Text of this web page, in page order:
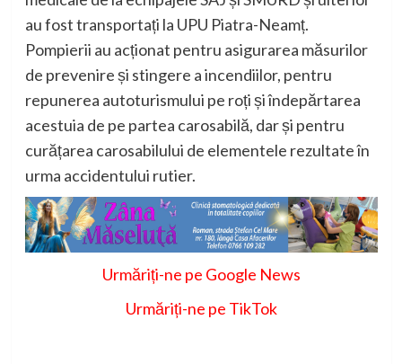
au fost transportați la UPU Piatra-Neamț.
Pompierii au acționat pentru asigurarea măsurilor
de prevenire și stingere a incendiilor, pentru
repunerea autoturismului pe roți și îndepărtarea
acestuia de pe partea carosabilă, dar și pentru
curățarea carosabilului de elementele rezultate în
urma accidentului rutier.
Urmăriți-ne pe Google News
Urmăriți-ne pe TikTok